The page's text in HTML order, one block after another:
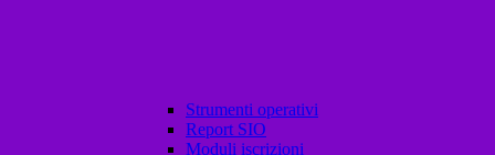
Strumenti operativi
Report SIO
Moduli iscrizioni